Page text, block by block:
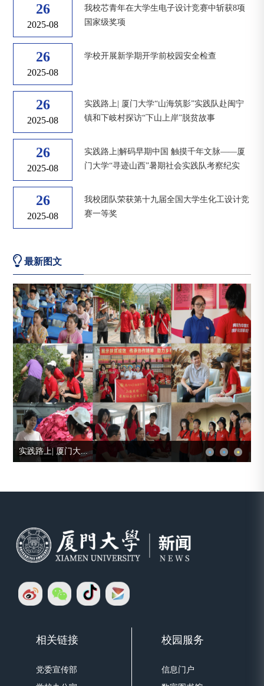
26
2025-08
我校芯青年在大学生电子设计竞赛中斩获8项
国家级奖项
26
2025-08
学校开展新学期开学前校园安全检查
26
2025-08
实践路上| 厦门大学“山海筑影”实践队赴闽宁
镇和下岐村探访“下山上岸”脱贫故事
26
2025-08
实践路上|解码早期中国 触摸千年文脉——厦
门大学“寻迹山西”暑期社会实践队考察纪实
26
2025-08
我校团队荣获第十九届全国大学生化工设计竞
赛一等奖
最新图文
实践路上| 厦门大...
相关链接
党委宣传部
校园服务
信息门户